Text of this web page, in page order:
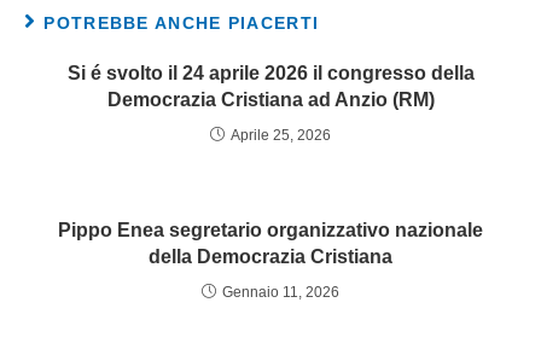
POTREBBE ANCHE PIACERTI
Si é svolto il 24 aprile 2026 il congresso della
Democrazia Cristiana ad Anzio (RM)
Aprile 25, 2026
Pippo Enea segretario organizzativo nazionale
della Democrazia Cristiana
Gennaio 11, 2026